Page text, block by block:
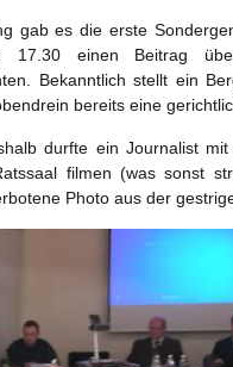
gab es die erste
17.30 einen Beitrag
Bekanntlich stellt ein
bereits eine
durfte ein Journalist
filmen (was sonst
Photo aus der